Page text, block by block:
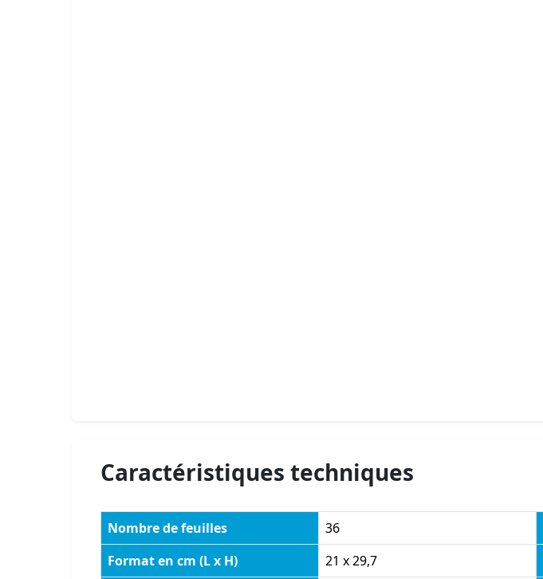
Caractéristiques techniques
Nombre de feuilles 36
Format en cm (L x H)
21 x 29,7